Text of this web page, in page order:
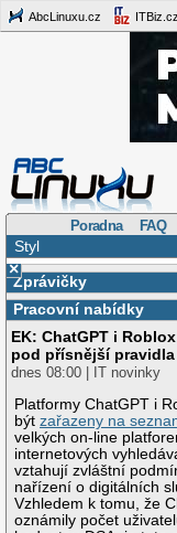
AbcLinuxu.cz ITBiz.cz
Poradna FAQ
Styl
×
Zprávičky
Pracovní nabídky
EK: ChatGPT i
pod přísnější pravidla
dnes 08:00 | IT novinky
Platformy ChatGPT i
býtzařazeny na
velkých on-line
internetových
vztahují zvláštní
nařízení o digitálních
Vzhledem k tomu, že
oznámily počet